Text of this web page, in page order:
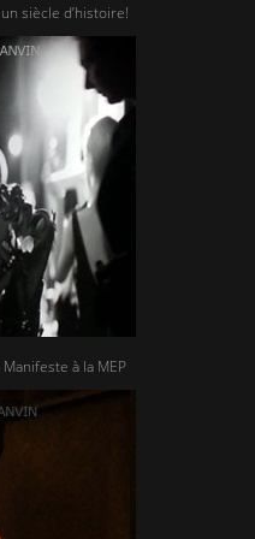
siècle d’histoire!
à la MEP